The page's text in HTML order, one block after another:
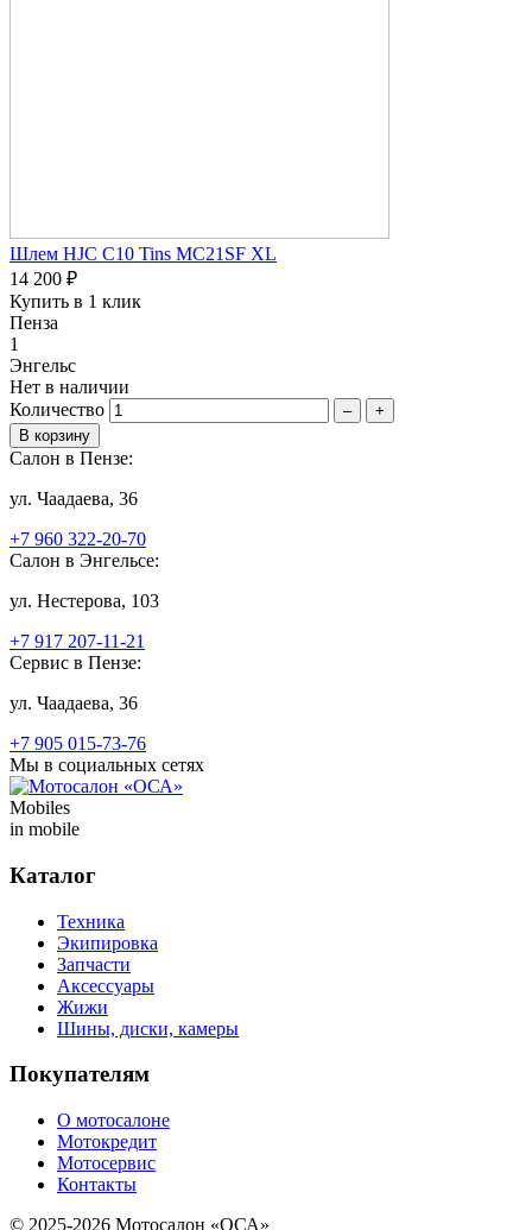
Шлем HJC C10 Tins MC21SF XL
14 200 ₽
Купить в 1 клик
Пенза
1
Энгельс
Нет в наличии
Количество
– +
Салон в Пензе:
ул. Чаадаева, 36
+7 960 322-20-70
Салон в Энгельсе:
ул. Нестерова, 103
+7 917 207-11-21
Сервис в Пензе:
ул. Чаадаева, 36
+7 905 015-73-76
Мы в социальных сетях
Mobiles
in mobile
Каталог
Техника
Экипировка
Запчасти
Аксессуары
Жижи
Шины, диски, камеры
Покупателям
О мотосалоне
Мотокредит
Мотосервис
Контакты
© 2025-2026 Мотосалон «ОСА»